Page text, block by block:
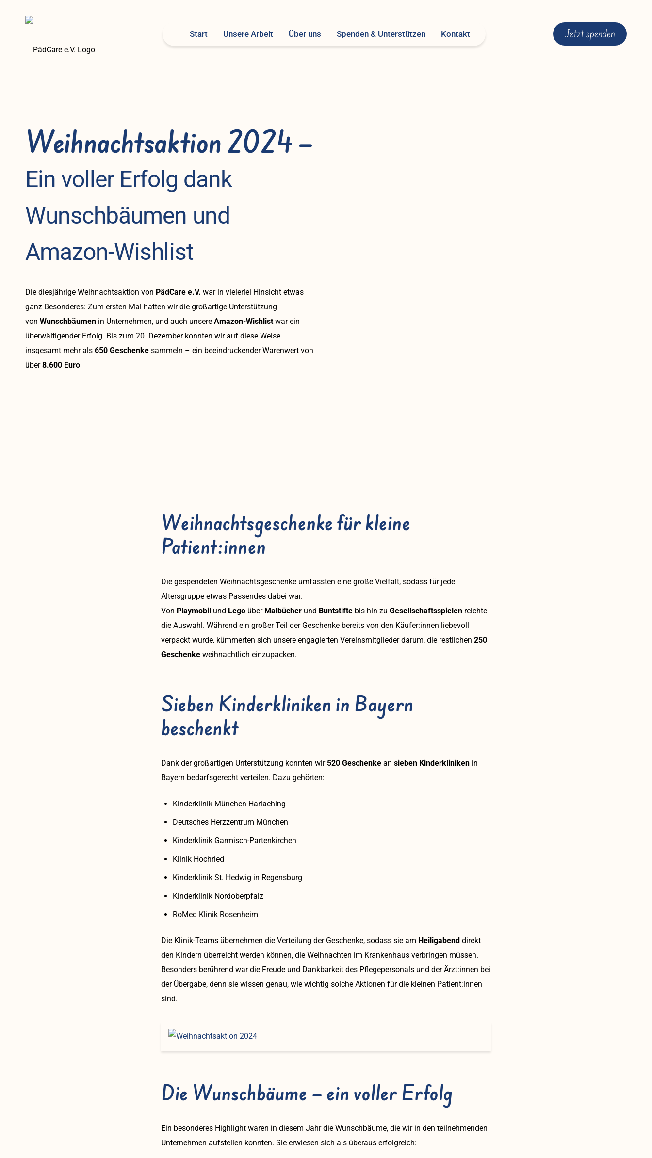
Start Unsere Arbeit Über uns Spenden & Unterstützen Kontakt Jetzt spenden
Weihnachtsaktion 2024 –
Ein voller Erfolg dank
Wunschbäumen und
Amazon-Wishlist
Die diesjährige Weihnachtsaktion von PädCare e.V. war in vielerlei Hinsicht etwas
ganz Besonderes: Zum ersten Mal hatten wir die großartige Unterstützung
von Wunschbäumen in Unternehmen, und auch unsere Amazon-Wishlistwar ein
überwältigender Erfolg. Bis zum 20. Dezember konnten wir auf diese Weise
insgesamt mehr als 650 Geschenke sammeln – ein beeindruckender Warenwert von
über8.600 Euro!
Weihnachtsgeschenke für kleine
Patient:innen
Die gespendeten Weihnachtsgeschenke umfassten eine große Vielfalt, sodass für jede
Altersgruppe etwas Passendes dabei war.
Von Playmobil und Lego über Malbücher und Buntstifte bis hin zu Gesellschaftsspielen reichte
die Auswahl. Während ein großer Teil der Geschenke bereits von den Käufer:innen liebevoll
verpackt wurde, kümmerten sich unsere engagierten Vereinsmitglieder darum, die restlichen 250
Geschenke weihnachtlich einzupacken.
Sieben Kinderkliniken in Bayern
beschenkt
Dank der großartigen Unterstützung konnten wir 520 Geschenke an sieben Kinderkliniken in
Bayern bedarfsgerecht verteilen. Dazu gehörten:
Kinderklinik München Harlaching
Deutsches Herzzentrum München
Kinderklinik Garmisch-Partenkirchen
Klinik Hochried
Kinderklinik St. Hedwig in Regensburg
Kinderklinik Nordoberpfalz
RoMed Klinik Rosenheim
Die Klinik-Teams übernehmen die Verteilung der Geschenke, sodass sie am Heiligabend direkt
den Kindern überreicht werden können, die Weihnachten im Krankenhaus verbringen müssen.
Besonders berührend war die Freude und Dankbarkeit des Pflegepersonals und der Ärzt:innen bei
der Übergabe, denn sie wissen genau, wie wichtig solche Aktionen für die kleinen Patient:innen
sind.
Die Wunschbäume – ein voller Erfolg
Ein besonderes Highlight waren in diesem Jahr die Wunschbäume, die wir in den teilnehmenden
Unternehmen aufstellen konnten. Sie erwiesen sich als überaus erfolgreich: